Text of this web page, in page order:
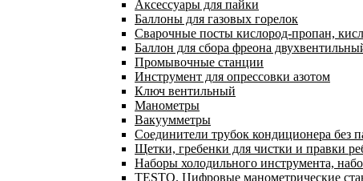
Аксессуары для пайки
Баллоны для газовых горелок
Сварочные посты кислород-пропан,
Баллон для сбора фреона
Промывочные станции
Инструмент для опрессовки азотом
Ключ вентильный
Манометры
Вакуумметры
Соединители трубок кондиционера без
Щетки, гребенки для чистки и правки
Наборы холодильного инструмента,
TESTO. Цифровые манометрические